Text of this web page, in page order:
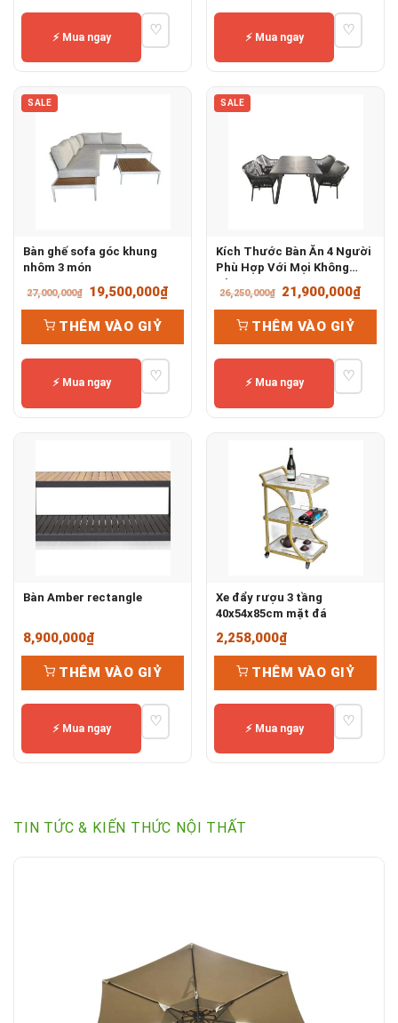
28,725,000₫.
24,000,000₫.
⚡ Mua ngay ♡
2,300,000₫.là:
⚡ Mua ngay ♡
SALE
Bàn ghế sofa góc khung
nhôm 3 món
27,000,000₫
Giá
gốc
là:
27,000,000₫.
19,500,000₫Giá
hiện
19,500,000₫.
THÊM VÀO GIỶ
⚡ Mua ngay ♡
SALE
Kích Thước Bàn Ăn 4 Người
Phù Hợp Với Mọi Không
Gian
26,250,000₫
Giá
gốc
là:
26,250,000₫.
21,900,000₫Giá
hiện
THÊM VÀO GIỶ
⚡ Mua ngay ♡
Bàn Amber rectangle
8,900,000₫
THÊM VÀO GIỶ
⚡ Mua ngay ♡
Xe đẩy rượu 3 tầng
40x54x85cm mặt đá
2,258,000₫
THÊM VÀO GIỶ
⚡ Mua ngay ♡
TIN TỨC & KIẾN THỨC NỘI THẤT